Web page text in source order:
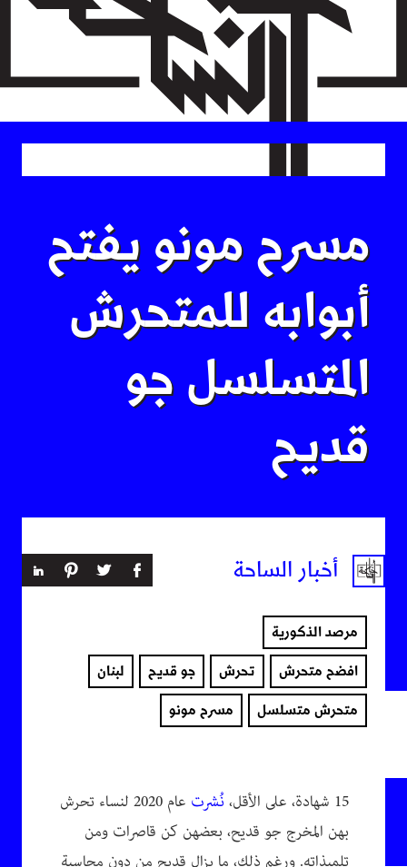
main
مسرح مونو يفتح
أبوابه للمتحرش
المتسلسل جو
قديح
أخبار الساحة
مرصد الذكورية
افضح متحرش تحرش جو قديح لبنان
متحرش متسلسل مسرح مونو
15 شهادة، على الأقل، نُشرت
عام 2020 لنساء تحرش
بهن المخرج جو قديح، بعضهن كن قاصرات ومن
تلميذاته. ورغم ذلك، ما يزال قديح من دون محاسبة